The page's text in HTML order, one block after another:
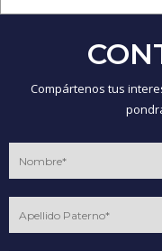
Compártenos tus